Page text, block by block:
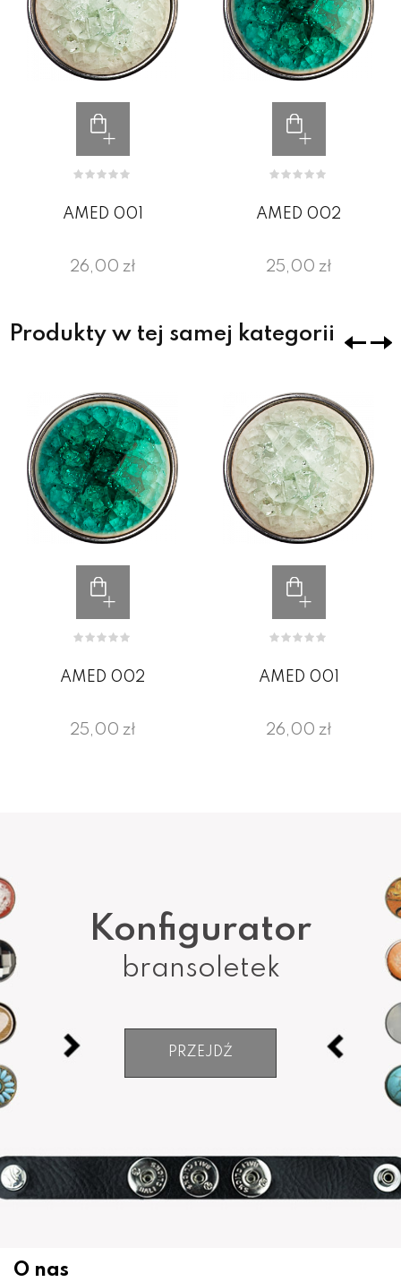
AMED 001
26,00 zł
AMED 002
25,00 zł
Produkty w tej samej kategorii
AMED 002
25,00 zł
AMED 001
26,00 zł
Konfigurator
bransoletek
PRZEJDŹ
O nas